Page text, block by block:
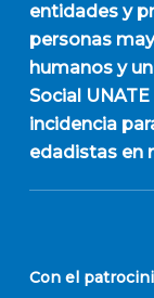
entidades y
personas
humanos y
Social
incidencia
edadistas en
Con el